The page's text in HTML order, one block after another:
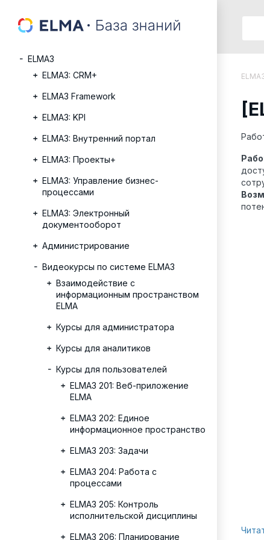
ELMA3
ELMA3: CRM+
ELMA3 Framework
ELMA3: KPI
ELMA3: Внутренний портал
ELMA3: Проекты+
ELMA3: Управление бизнес-
процессами
ELMA3: Электронный
документооборот
Администрирование
Видеокурсы по системе ELMA3
Взаимодействие с
информационным пространством
ELMA
Курсы для администратора
Курсы для аналитиков
Курсы для пользователей
ELMA3 201: Веб-приложение
ELMA
ELMA3 202: Единое
информационное пространство
ELMA3 203: Задачи
ELMA3 204: Работа с
процессами
ELMA3 205: Контроль
исполнительской дисциплины
ELMA3 206: Планирование